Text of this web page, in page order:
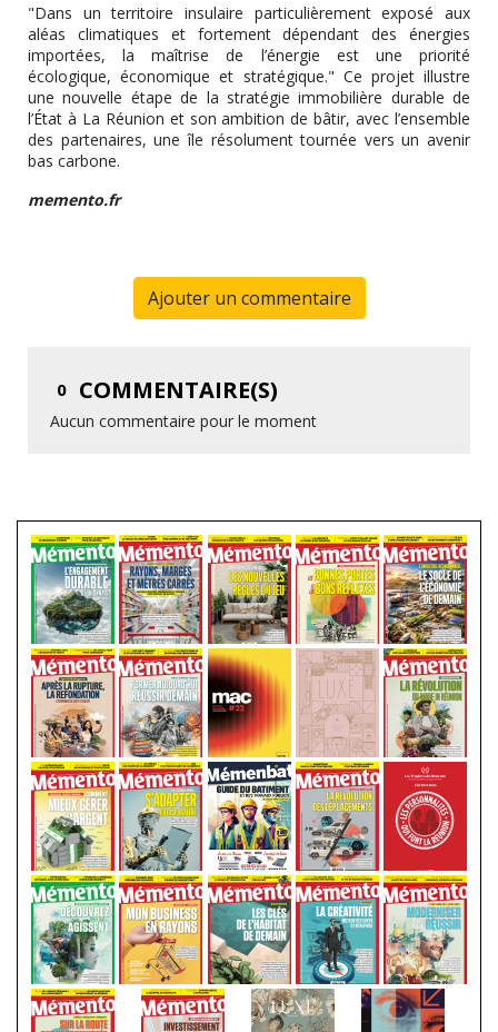
"Dans un territoire insulaire particulièrement exposé aux
aléas climatiques et fortement dépendant des énergies
importées, la maîtrise de l’énergie est une priorité
écologique, économique et stratégique." Ce projet illustre
une nouvelle étape de la stratégie immobilière durable de
l’État à La Réunion et son ambition de bâtir, avec l’ensemble
des partenaires, une île résolument tournée vers un avenir
bas carbone.
memento.fr
Ajouter un commentaire
0 COMMENTAIRE(S)
Aucun commentaire pour le moment